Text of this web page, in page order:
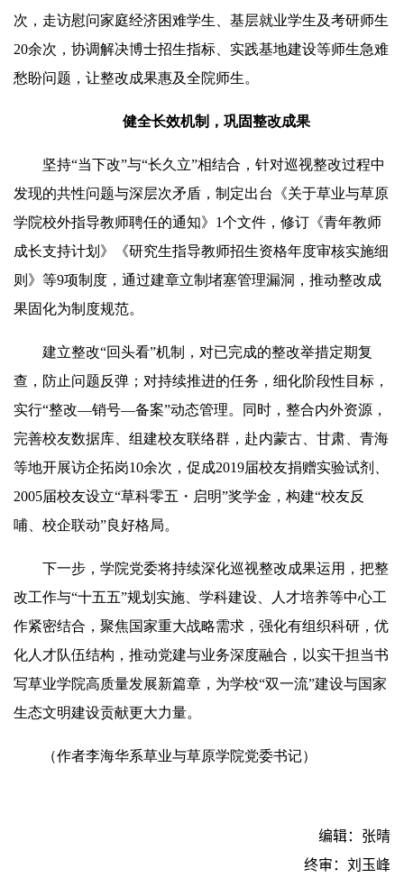
次，走访慰问家庭经济困难学生、基层就业学生及考研师生
20余次，协调解决博士招生指标、实践基地建设等师生急难
愁盼问题，让整改成果惠及全院师生。
健全长效机制，巩固整改成果
坚持“当下改”与“长久立”相结合，针对巡视整改过程中
发现的共性问题与深层次矛盾，制定出台《关于草业与草原
学院校外指导教师聘任的通知》1个文件，修订《青年教师
成长支持计划》《研究生指导教师招生资格年度审核实施细
则》等9项制度，通过建章立制堵塞管理漏洞，推动整改成
果固化为制度规范。
建立整改“回头看”机制，对已完成的整改举措定期复
查，防止问题反弹；对持续推进的任务，细化阶段性目标，
实行“整改—销号—备案”动态管理。同时，整合内外资源，
完善校友数据库、组建校友联络群，赴内蒙古、甘肃、青海
等地开展访企拓岗10余次，促成2019届校友捐赠实验试剂、
2005届校友设立“草科零五・启明”奖学金，构建“校友反
哺、校企联动”良好格局。
下一步，学院党委将持续深化巡视整改成果运用，把整
改工作与“十五五”规划实施、学科建设、人才培养等中心工
作紧密结合，聚焦国家重大战略需求，强化有组织科研，优
化人才队伍结构，推动党建与业务深度融合，以实干担当书
写草业学院高质量发展新篇章，为学校“双一流”建设与国家
生态文明建设贡献更大力量。
（作者李海华系草业与草原学院党委书记）
编辑：张晴
终审：刘玉峰